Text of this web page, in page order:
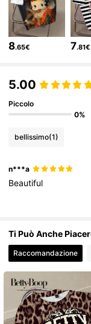
4.82
4.82
8.65€ 7.81€
5.00
Piccolo
0%
bellissimo(1)
n***a
Beautiful
Ti Può Anche
Raccomandazione